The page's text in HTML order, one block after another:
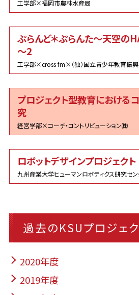
工学部×福岡市農林水産局
ぷらんど＊ぷらんた～天空の
～2
工学部×cross fm×（独）国立青少年教育振
プロジェクト型教育における
究
経営学部×コーチ・コントリビューション㈱
ロボットデザインプロジェクト
九州産業大学ヒューマンロボティクス研究セ
過去のKSUプロジェ
2020年度
2019年度